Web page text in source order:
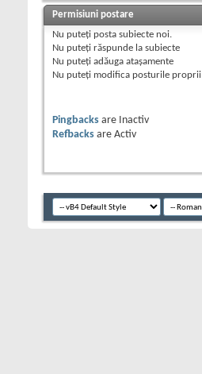
Permisiuni postare
Nu puteţi posta subiecte noi.
Nu puteţi răspunde la subiecte
Nu puteţi adăuga ataşamente
Nu puteţi modifica posturile proprii
Pingbacks are
Inactiv
Refbacks are Activ